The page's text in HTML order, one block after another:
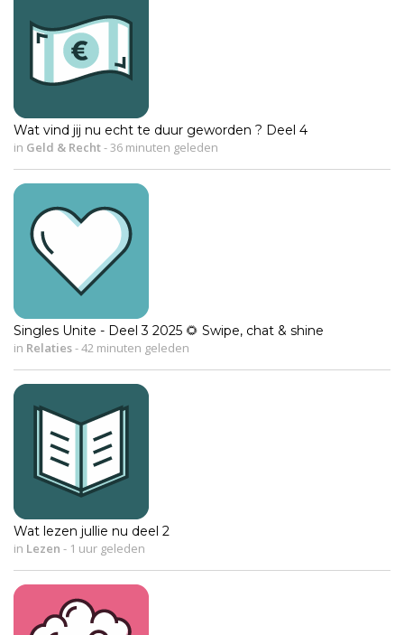
Wat vind jij nu echt te duur geworden ? Deel 4
in Geld & Recht- 36 minuten geleden
Singles Unite - Deel 3 2025 🌻 Swipe, chat & shine
in Relaties-42 minuten geleden
Wat lezen jullie nu deel 2
in Lezen - 1 uur geleden